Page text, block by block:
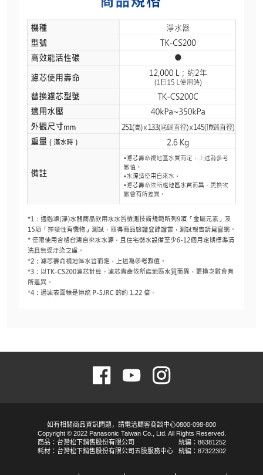
如有相關商品資訊問題，請電洽顧客商談中心0800-098-800
Copyright © 2022 Panasonic Taiwan Co., Ltd. All Rights Reserved.
商品：台灣松下銷售股份有限公司
耗材：台灣松下銷售股份有限公司五股服務中心
統編：86381252
統編：87322302